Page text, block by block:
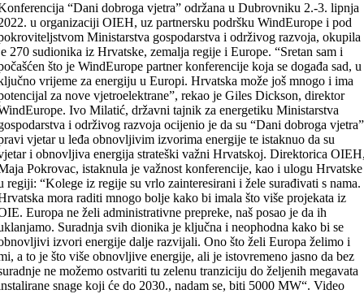
“Dani dobroga vjetra” održana u Dubrovniku 2.-3. lipnja
u organizaciji OIEH, uz partnersku podršku WindEurope i pod
Ministarstva gospodarstva i održivog razvoja, okupila
270 sudionika iz Hrvatske, zemalja regije i Europe. “Sretan sam i
što je WindEurope partner konferencije koja se događa sad, u
vrijeme za energiju u Europi. Hrvatska može još mnogo i ima
za nove vjetroelektrane”, rekao je Giles Dickson, direktor
Ivo Milatić, državni tajnik za energetiku Ministarstva
i održivog razvoja ocijenio je da su “Dani dobroga vjetra”
vjetar u leđa obnovljivim izvorima energije te istaknuo da su
i obnovljiva energija strateški važni Hrvatskoj. Direktorica
Pokrovac, istaknula je važnost konferencije, kao i ulogu Hrvatske
regiji: “Kolege iz regije su vrlo zainteresirani i žele surađivati s nama.
mora raditi mnogo bolje kako bi imala što više projekata iz
Europa ne želi administrativne prepreke, naš posao je da ih
Suradnja svih dionika je ključna i neophodna kako bi se
izvori energije dalje razvijali. Ono što želi Europa želimo i
a to je što više obnovljive energije, ali je istovremeno jasno da bez
ne možemo ostvariti tu zelenu tranziciju do željenih megavata
snage koji će do 2030., nadam se, biti 5000 MW“. Video